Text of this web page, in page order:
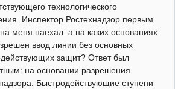
технологического
Инспектор Ростехнадзор первым
меня наехал: а на каких основаниях
ввод линии без основных
защит? Ответ был
на основании разрешения
Быстродействующие ступени